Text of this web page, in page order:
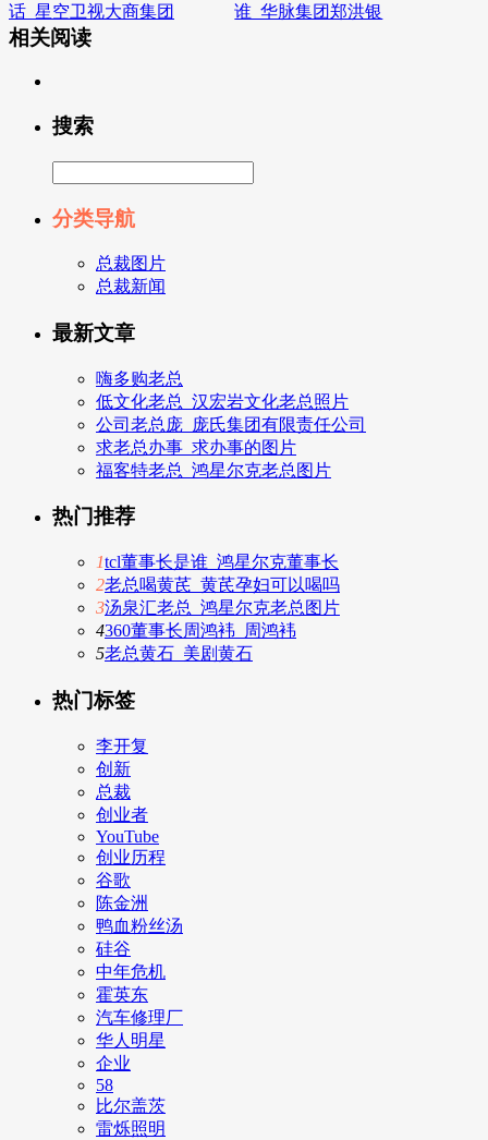
话_星空卫视大商集团
谁_华脉集团郑洪银
相关阅读
搜索
分类导航
总裁图片
总裁新闻
最新文章
嗨多购老总
低文化老总_汉宏岩文化老总照片
公司老总庞_庞氏集团有限责任公司
求老总办事_求办事的图片
福客特老总_鸿星尔克老总图片
热门推荐
1tcl董事长是谁_鸿星尔克董事长
2老总喝黄芪_黄芪孕妇可以喝吗
3汤泉汇老总_鸿星尔克老总图片
4360董事长周鸿袆_周鸿袆
5老总黄石_美剧黄石
热门标签
李开复
创新
总裁
创业者
YouTube
创业历程
谷歌
陈金洲
鸭血粉丝汤
硅谷
中年危机
霍英东
汽车修理厂
华人明星
企业
58
比尔盖茨
雷烁照明